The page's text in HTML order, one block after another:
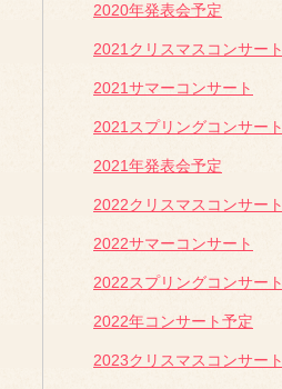
2020年発表会予定
2021クリスマスコンサート
2021サマーコンサート
2021スプリングコンサート
2021年発表会予定
2022クリスマスコンサート
2022サマーコンサート
2022スプリングコンサート
2022年コンサート予定
2023クリスマスコンサート